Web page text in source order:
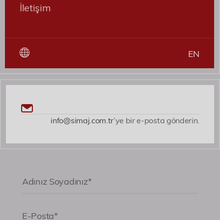
İletişim
EN
info@simaj.com.tr’ye bir e-posta gönderin.